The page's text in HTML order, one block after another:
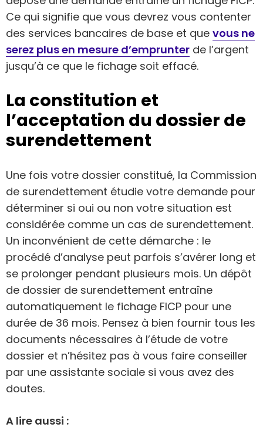
Ce qui signifie que vous devrez vous contenter
des services bancaires de base et que vous ne
serez plus en mesure d’emprunter de l’argent
jusqu’à ce que le fichage soit effacé.
La constitution et
l’acceptation du dossier de
surendettement
Une fois votre dossier constitué, la Commission
de surendettement étudie votre demande pour
déterminer si oui ou non votre situation est
considérée comme un cas de surendettement.
Un inconvénient de cette démarche : le
procédé d’analyse peut parfois s’avérer long et
se prolonger pendant plusieurs mois. Un dépôt
de dossier de surendettement entraîne
automatiquement le fichage FICP pour une
durée de 36 mois. Pensez à bien fournir tous les
documents nécessaires à l’étude de votre
dossier et n’hésitez pas à vous faire conseiller
par une assistante sociale si vous avez des
doutes.
A lire aussi :